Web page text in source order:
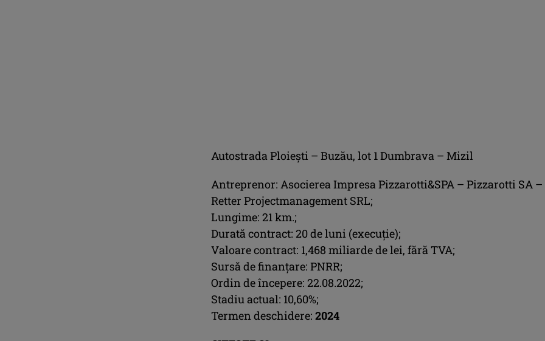
Autostrada Ploiești – Buzău, lot 1 Dumbrava – Mizil
Antreprenor: Asocierea Impresa Pizzarotti&SPA – Pizzarotti SA –
Retter Projectmanagement SRL;
Lungime: 21 km.;
Durată contract: 20 de luni (execuție);
Valoare contract: 1,468 miliarde de lei, fără TVA;
Sursă de finanțare: PNRR;
Ordin de începere: 22.08.2022;
Stadiu actual: 10,60%;
Termen deschidere: 2024